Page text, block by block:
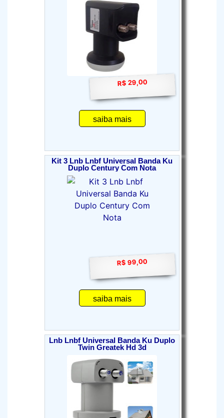
R$ 29,00
saiba mais
Kit 3 Lnb Lnbf Universal Banda Ku
Duplo Century Com Nota
R$ 99,00
saiba mais
Lnb Lnbf Universal Banda Ku Duplo
Twin Greatek Hd 3d